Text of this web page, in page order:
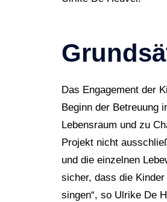
Das Engagement der
Beginn der Betreuung
Lebensraum und zu
Projekt nicht
und die einzelnen
sicher, dass die
singen“, so Ulrike De